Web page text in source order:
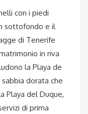
con i piedi
sottofondo e il
di Tenerife
in riva
la Playa de
dorata che
Playa del Duque,
di prima